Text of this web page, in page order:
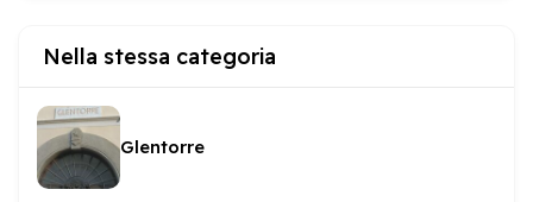
Nella stessa categoria
Glentorre